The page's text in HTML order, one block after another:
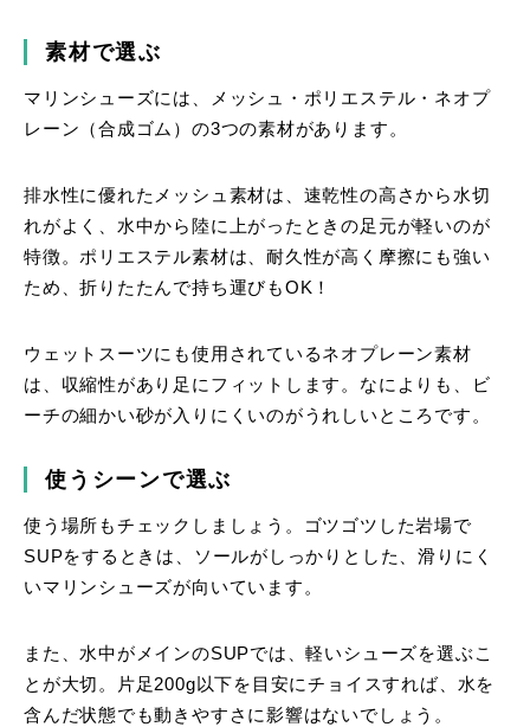
素材で選ぶ
マリンシューズには、メッシュ・ポリエステル・ネオプ
レーン（合成ゴム）の3つの素材があります。
排水性に優れたメッシュ素材は、速乾性の高さから水切
れがよく、水中から陸に上がったときの足元が軽いのが
特徴。ポリエステル素材は、耐久性が高く摩擦にも強い
ため、折りたたんで持ち運びもOK！
ウェットスーツにも使用されているネオプレーン素材
は、収縮性があり足にフィットします。なによりも、ビ
ーチの細かい砂が入りにくいのがうれしいところです。
使うシーンで選ぶ
使う場所もチェックしましょう。ゴツゴツした岩場で
SUPをするときは、ソールがしっかりとした、滑りにく
いマリンシューズが向いています。
また、水中がメインのSUPでは、軽いシューズを選ぶこ
とが大切。片足200g以下を目安にチョイスすれば、水を
含んだ状態でも動きやすさに影響はないでしょう。